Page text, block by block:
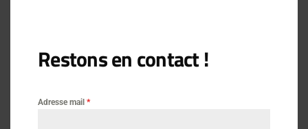
Restons en contact !
Adresse mail *